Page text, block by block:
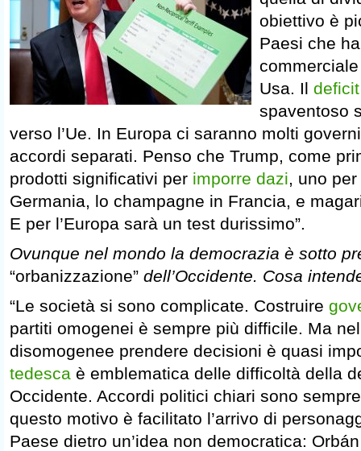
obiettivo è
Paesi che
Usa. Il
spaventoso
verso l’Ue. In Europa ci saranno molti
accordi separati. Penso che Trump, come
prodotti significativi per imporre dazi , uno
Germania, lo champagne in Francia, e
E per l’Europa sarà un test durissimo”.
Ovunque nel mondo la democrazia è sotto
“orbanizzazione” dell’Occidente. Cosa
“Le società si sono complicate. Costruire
partiti omogenei è sempre più difficile. Ma
disomogenee prendere decisioni è quasi
tedesca è emblematica delle difficoltà della
Occidente. Accordi politici chiari sono
questo motivo è facilitato l’arrivo di
Paese dietro un’idea non democratica: